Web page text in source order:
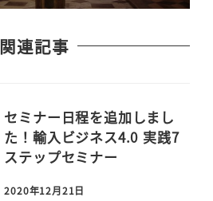
関連記事
セミナー日程を追加しまし
た！輸入ビジネス4.0 実践7
ステップセミナー
2020年12月21日